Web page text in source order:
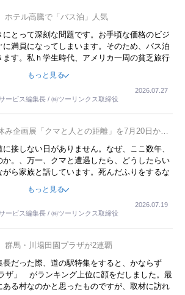
テル高騰で「バス泊」人気
とって深刻な問題です。お手頃な価格のビジ
に満員になってしまいます。そのため、バス泊
す。私ｈ学生時代、アメリカ一周の貧乏旅行
せていました。ただし、若いからできたことで
京都に行った、青森に行ったと聞くと、疲れ
ってしまいます。
もっと見る
ービス編集長 / ㈱ツーリンクス取締役
2026.07.27
み企画展「クマと人との距離」を7月20日から
接しない日がありません。なぜ、ここ数年、
か。、万一、クマと遭遇したら、どうしたらい
がら家族と話しています。死んだふりをするな
もっと見る
ービス編集長 / ㈱ツーリンクス取締役
2026.07.19
群馬・川場田園プラザが2連覇
だった際、道の駅特集をすると、かならず
ザ」 がランキング上位に顔をだしました。最
る村なのかと思ったものですが、取材に訪れ